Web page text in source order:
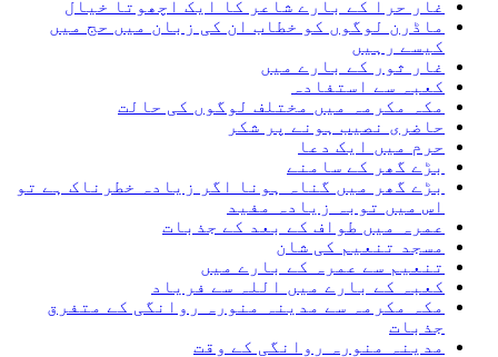
غار حرا کے بارے شاعر کا ایک اچھوتا خیال
ماڈرن لوگوں کو خطاب ان کی زبان میں حج میں
کیسے رہیں
غار ثور کے بارے میں
کعبہ سے استفادہ
مکہ مکرمہ میں مختلف لوگوں کی حالت
حاضری نصیب ہونے پر شکر
حرم میں ایک دعا
بڑے گھر کے سامنے
بڑے گھر میں گناہ ہونا اگر زیادہ خطرناک ہے تو
اس میں توبہ زیادہ مفید
عمرہ میں طواف کے بعد کے جذبات
مسجد تنعیم کی شان
تنعيم سے عمرہ کے بارے ميں
کعبہ کے بارے ميں اللہ سے فرياد
مکہ مکرمہ سے مدینہ منورہ روانگی کے متفرق
جذبات
مدینہ منورہ روانگی کے وقت